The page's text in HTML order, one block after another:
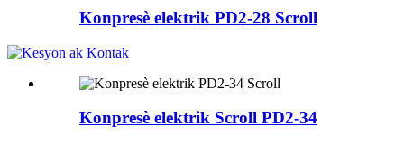
Konpresè elektrik PD2-28 Scroll
Konpresè elektrik Scroll PD2-34